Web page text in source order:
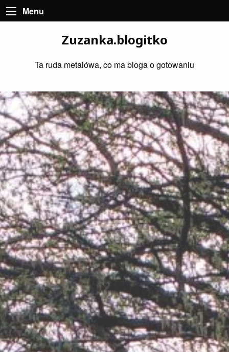
Menu
Zuzanka.blogitko
Ta ruda metalówa, co ma bloga o gotowaniu